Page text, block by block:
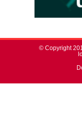
© Copyright